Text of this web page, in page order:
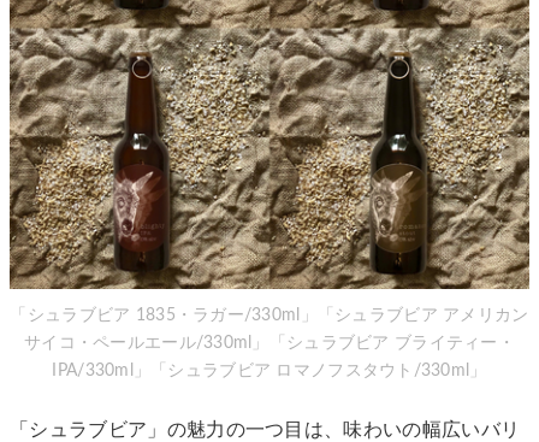
「シュラブビア 1835・ラガー/330ml」「シュラブビア アメリカン
サイコ・ペールエール/330ml」「シュラブビア ブライティー・
IPA/330ml」「シュラブビア ロマノフスタウト/330ml」
「シュラブビア」の魅力の一つ目は、味わいの幅広いバリ